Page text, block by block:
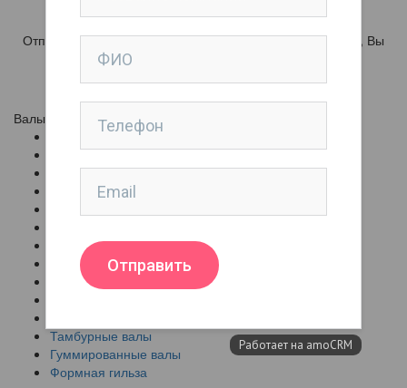
Отправляя сведения через данную электронную форму, Вы
даете согласие на
Валы
Пневмоадаптеры на 152 мм
Пневмоадаптер на 76 мм
Банановалы
Анилоксовые валы
Разглаживающие кордовые валы
Алюминиевые ролики
Охлаждающие / подогревающие валы
Тамбурные валы
Гуммированные валы
Формная гильза